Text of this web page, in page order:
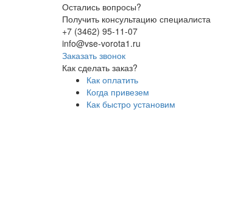
Остались вопросы?
Получить консультацию специалиста
+7 (3462) 95-11-07
info@vse-vorota1.ru
Заказать звонок
Как сделать заказ?
Как оплатить
Когда привезем
Как быстро установим